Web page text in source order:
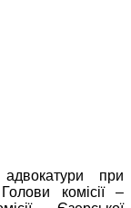
адвокатури при
комісії –